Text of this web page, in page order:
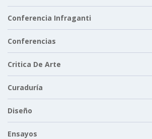
Conferencia Infraganti
Conferencias
Critica De Arte
Curaduría
Diseño
Ensayos